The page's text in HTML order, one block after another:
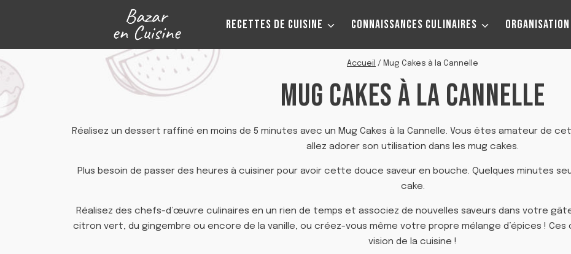
RECETTES DE CUISINE CONNAISSANCES CULINAIRES
Accueil / Mug Cakes à la Cannelle
MUG CAKES À LA CANNELLE
Réalisez un dessert raffiné en moins de 5 minutes avec un Mug Cakes à la Cannelle. Vous êtes amateur de
allez adorer son utilisation dans les mug cakes.
Plus besoin de passer des heures à cuisiner pour avoir cette douce saveur en bouche. Quelques minutes
cake.
Réalisez des chefs-d’œuvre culinaires en un rien de temps et associez de nouvelles saveurs dans votre
citron vert, du gingembre ou encore de la vanille, ou créez-vous même votre propre mélange d’épices !
vision de la cuisine !